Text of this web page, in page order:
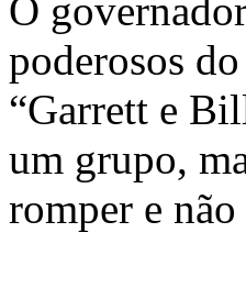
O
poderosos
“Garrett e
um grupo,
romper e